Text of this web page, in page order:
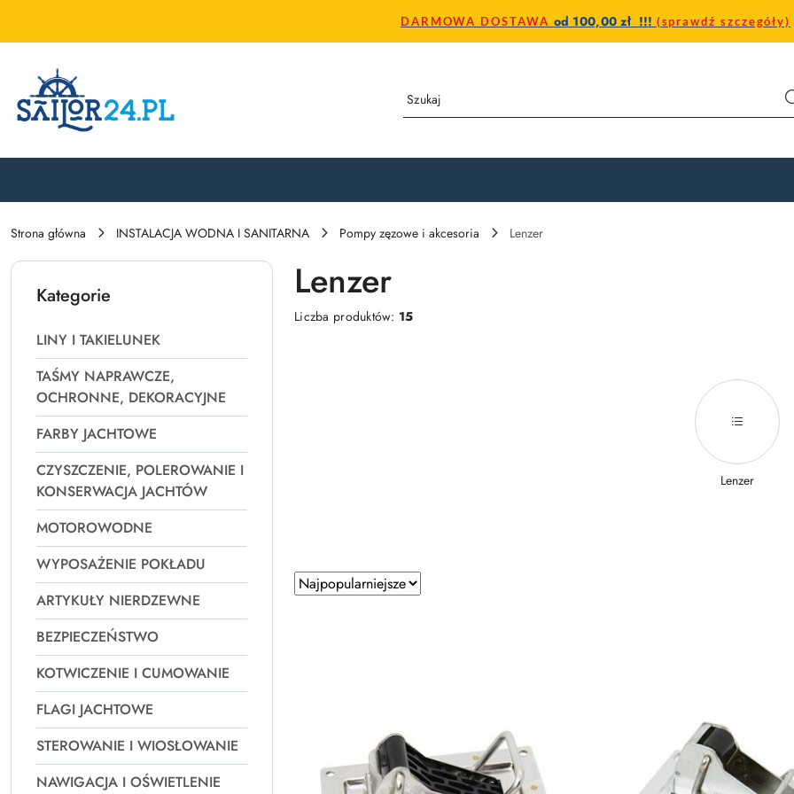
DARMOWA DOSTAWA od 100,00 zł !!! (sprawdź szczegóły)
Strona główna INSTALACJA WODNA I SANITARNA Pompy zęzowe i akcesoria Lenzer
Kategorie
LINY I TAKIELUNEK
TAŚMY NAPRAWCZE,
OCHRONNE, DEKORACYJNE
FARBY JACHTOWE
CZYSZCZENIE, POLEROWANIE I
KONSERWACJA JACHTÓW
MOTOROWODNE
WYPOSAŻENIE POKŁADU
ARTYKUŁY NIERDZEWNE
BEZPIECZEŃSTWO
KOTWICZENIE I CUMOWANIE
FLAGI JACHTOWE
STEROWANIE I WIOSŁOWANIE
NAWIGACJA I OŚWIETLENIE
Lenzer
Liczba produktów: 15
Lenzer
Zastosowano
sortowanie:
Sortuj
według